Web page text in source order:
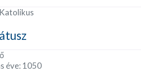
éve: 1050